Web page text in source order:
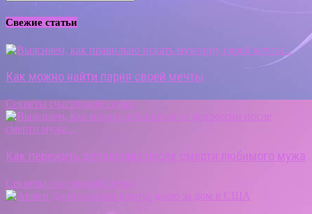
Свежие статьи
Как можно найти парня своей мечты
Секреты счастливой семьи
Как пережить депрессию после смерти любимого мужа
Секреты счастливой семьи